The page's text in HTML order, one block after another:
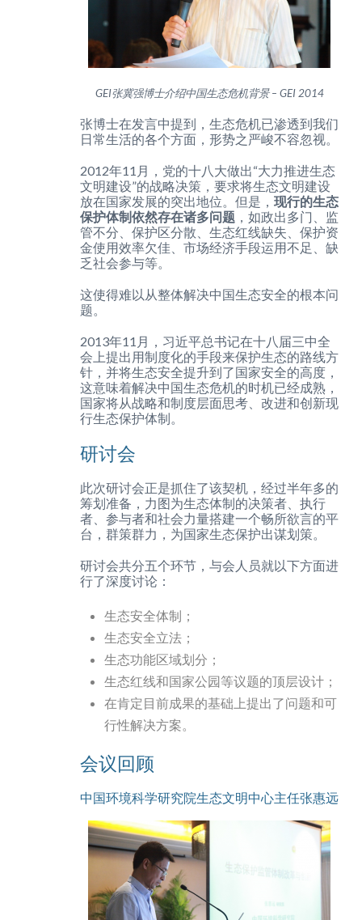
GEI张冀强博士介绍中国生态危机背景 – GEI 2014
张博士在发言中提到，生态危机已渗透到我们
日常生活的各个方面，形势之严峻不容忽视。
2012年11月，党的十八大做出“大力推进生态
文明建设”的战略决策，要求将生态文明建设
放在国家发展的突出地位。但是， 现行的生态
保护体制依然存在诸多问题 ，如政出多门、监
管不分、保护区分散、生态红线缺失、保护资
金使用效率欠佳、市场经济手段运用不足、缺
乏社会参与等。
这使得难以从整体解决中国生态安全的根本问
题。
2013年11月，习近平总书记在十八届三中全
会上提出用制度化的手段来保护生态的路线方
针，并将生态安全提升到了国家安全的高度，
这意味着解决中国生态危机的时机已经成熟，
国家将从战略和制度层面思考、改进和创新现
行生态保护体制。
研讨会
此次研讨会正是抓住了该契机，经过半年多的
筹划准备，力图为生态体制的决策者、执行
者、参与者和社会力量搭建一个畅所欲言的平
台，群策群力，为国家生态保护出谋划策。
研讨会共分五个环节，与会人员就以下方面进
行了深度讨论：
生态安全体制；
生态安全立法；
生态功能区域划分；
生态红线和国家公园等议题的顶层设计；
在肯定目前成果的基础上提出了问题和可
行性解决方案。
会议回顾
中国环境科学研究院生态文明中心主任张惠远